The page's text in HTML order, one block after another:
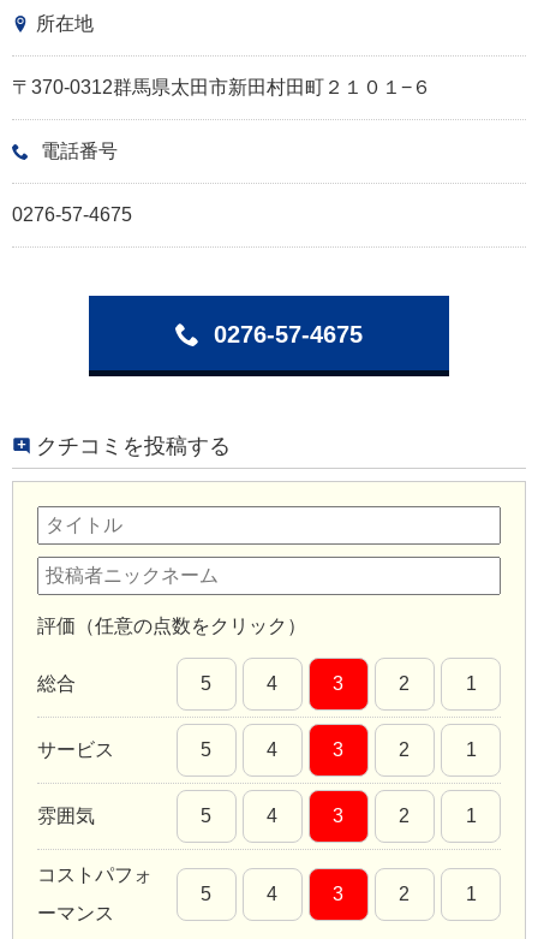
所在地
〒370-0312群馬県太田市新田村田町２１０１−６
電話番号
0276-57-4675
0276-57-4675
クチコミを投稿する
評価（任意の点数をクリック）
総合 5 4 3 2 1
サービス 5 4 3 2 1
雰囲気 5 4 3 2 1
コストパフォ
ーマンス
5 4 3 2 1